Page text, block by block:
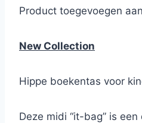
Product toegevoegen
New Collection
Hippe boekentas voor
Deze midi “it-bag” is